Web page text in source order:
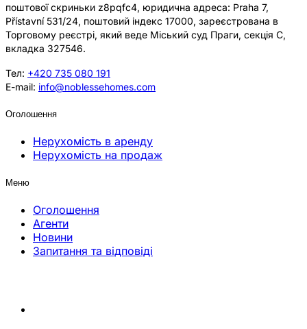
поштової скриньки z8pqfc4, юридична адреса: Praha 7,
Přístavní 531/24, поштовий індекс 17000, зареєстрована в
Торговому реєстрі, який веде Міський суд Праги, секція C,
вкладка 327546.
Тел: +420 735 080 191
E-mail: info@noblessehomes.com
Оголошення
Нерухомість в аренду
Нерухомість на продаж
Меню
Оголошення
Агенти
Новини
Запитання та відповіді